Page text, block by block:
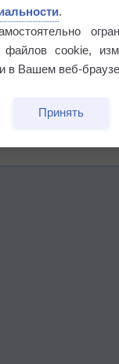
.
файлов cookie,
в Вашем веб-
Принять